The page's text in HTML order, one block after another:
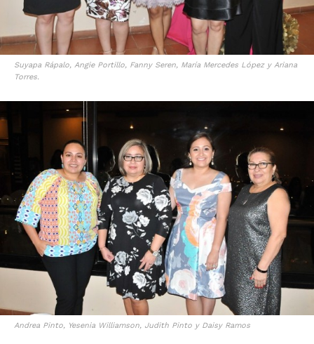
Suyapa Rápalo, Angie Portillo, Fanny Seren, María Mercedes López y Ariana
Torres.
Andrea Pinto, Yesenia Williamson, Judith Pinto y Daisy Ramos